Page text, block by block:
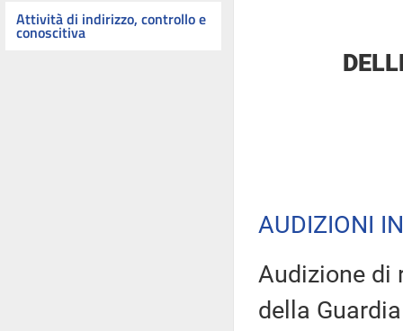
Attività di indirizzo, controllo e
conoscitiva
AUDIZIONI
Audizione di
della